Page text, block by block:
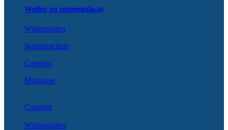
Weiter zu nnpergola.at
Wintergarten
Sonnenschutz
Carports
Markisen
Carports
Wintergarten